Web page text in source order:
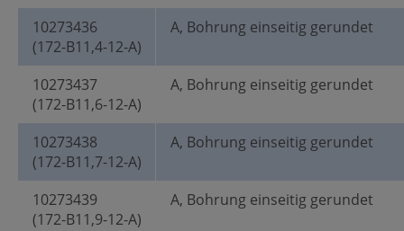
10273436
(172-B11,4-12-A)
A, Bohrung einseitig gerundet
10273437
(172-B11,6-12-A)
A, Bohrung einseitig gerundet
10273438
(172-B11,7-12-A)
A, Bohrung einseitig gerundet
10273439
(172-B11,9-12-A)
A, Bohrung einseitig gerundet